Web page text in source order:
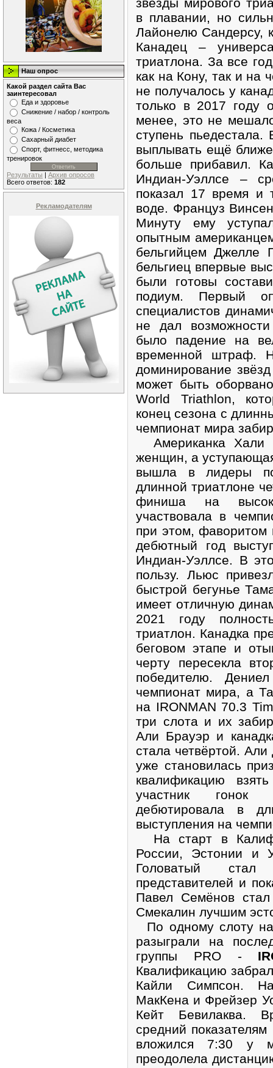
Наш опрос
Какой раздел сайта Вас
заинтересовал
Еда и здоровье
Снижение / набор / контроль
веса
Кожа / Косметика
Сахарный диабет
Спорт, фитнесс, методика
тренировок
Результаты | Архив опросов
Всего ответов: 182
Рекламодателям
звёзды мирового
в плавании, но
Лайонелю Сандерсу,
Канадец –
триатлона. За все
как на Кону, так и на
не получалось у
только в 2017 году
менее, это не
ступень
выплывать ещё
больше прибавил.
Индиан-Уэллсе –
показал 17 время и
воде. Француз
Минуту ему
опытным
бельгийцем Джелле
бельгиец впервые
были готовы
подиум. Первый
специалистов
не дал
было падение на
временной штраф.
доминирование
может быть
World Triathlon,
конец сезона с
чемпионат мира
Американка Хали
женщин, а
вышла в лидеры
длинной триатлоне
финиша на
участвовала в
при этом, фаворитом
дебютный год
Индиан-Уэллсе. В
пользу. Льюс
быстрой бегунье
имеет отличную
2021 году
триатлон. Канадка
беговом этапе и
черту пересекла
победителю.
чемпионат мира, а
на IRONMAN 70.3
три слота и их
Али Брауэр и
стала четвёртой.
уже становилась
квалификацию
участник гонок
дебютировала в
выступления на
На старт в
России, Эстонии и
Головатый
представителей и
Павел Семёнов
Смекалин лучшим
По одному слоту
разыграли на
группы PRO -
Квалификацию
Кайли Симпсон.
МакКена и Фрейзер
Кейт Бевилаква.
средний
вложился 7:30 у
преодолела